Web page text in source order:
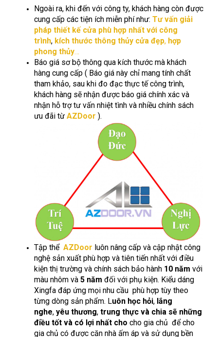
Ngoài ra, khi đến với công ty, khách hàng còn được
cung cấp các tiện ích miễn phí như: Tư vấn giải
pháp thiết kế cửa phù hợp nhất với công
trình, kích thước thông thủy cửa đẹp, hợp
phong thủy…
Báo giá sơ bộ thông qua kích thước mà khách
hàng cung cấp ( Báo giá này chỉ mang tính chất
tham khảo, sau khi đo đạc thực tế công trình,
khách hàng sẽ nhận được báo giá chính xác và
nhận hỗ trợ tư vấn nhiệt tình và nhiều chính sách
ưu đãi từ AZDoor ).
Tập thể AZDoor luôn nâng cấp và cập nhật công
nghệ sản xuất phù hợp và tiên tiến nhất với điều
kiện thị trường và chính sách bảo hành 10 năm với
màu nhôm và 5 năm đối với phụ kiện. Kiểu dáng
Xingfa đáp ứng mọi nhu cầu phù hợp tùy theo
từng dòng sản phẩm. Luôn học hỏi, lắng
nghe, yêu thương, trung thực và chia sẽ những
điều tốt và có lợi nhất cho cho gia chủ để cho
gia chủ có được căn nhà ấm áp và sử dụng bền